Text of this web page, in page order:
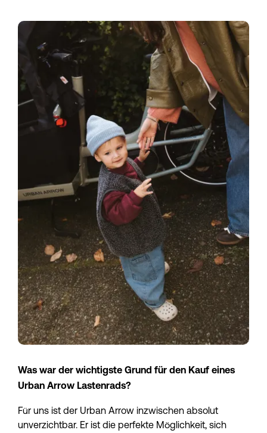
Was war der wichtigste Grund für den Kauf eines
Urban Arrow Lastenrads?
Für uns ist der Urban Arrow inzwischen absolut
unverzichtbar. Er ist die perfekte Möglichkeit, sich